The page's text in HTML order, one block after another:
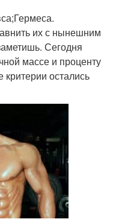
их с нынешним
Сегодня
массе и проценту
остались